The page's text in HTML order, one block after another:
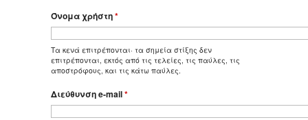
Όνομα χρήστη*
Τα κενά επιτρέπονται· τα σημεία στίξης δεν
επιτρέπονται, εκτός από τις τελείες, τις παύλες, τις
αποστρόφους, και τις κάτω παύλες.
Διεύθυνση e-mail*